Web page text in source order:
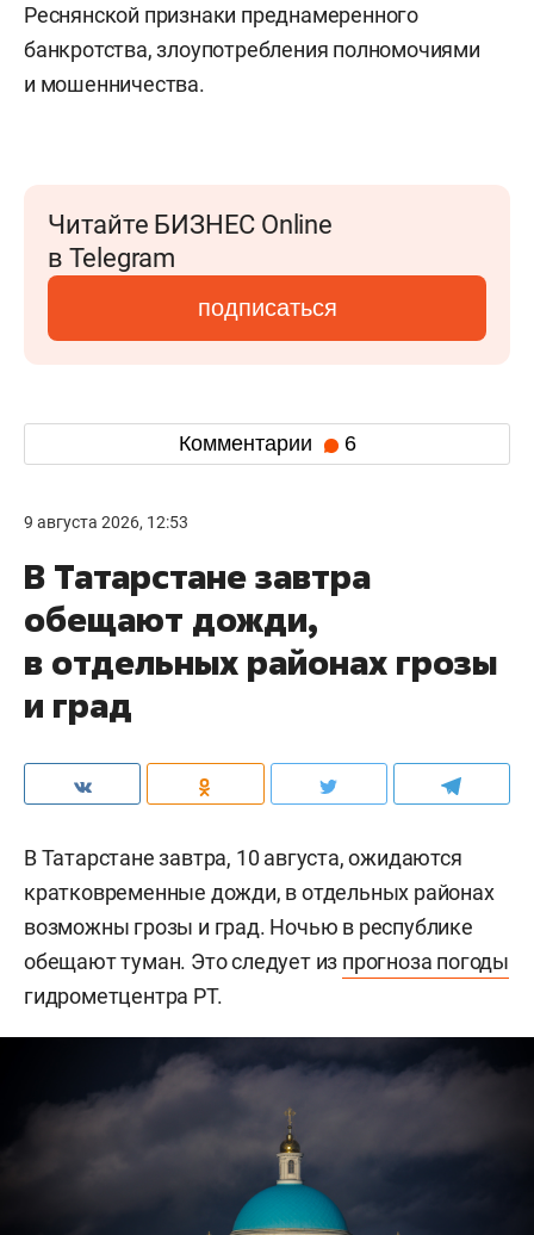
Реснянской признаки преднамеренного
банкротства, злоупотребления полномочиями
и мошенничества.
Читайте БИЗНЕС Online
в Telegram
подписаться
Комментарии 6
9 августа 2026, 12:53
В Татарстане завтра
обещают дожди,
в отдельных районах грозы
и град
В Татарстане завтра, 10 августа, ожидаются
кратковременные дожди, в отдельных районах
возможны грозы и град. Ночью в республике
обещают туман. Это следует из прогноза погоды
гидрометцентра РТ.